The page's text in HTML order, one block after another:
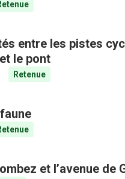
entre les pistes
le pont
Retenue
et l’avenue de